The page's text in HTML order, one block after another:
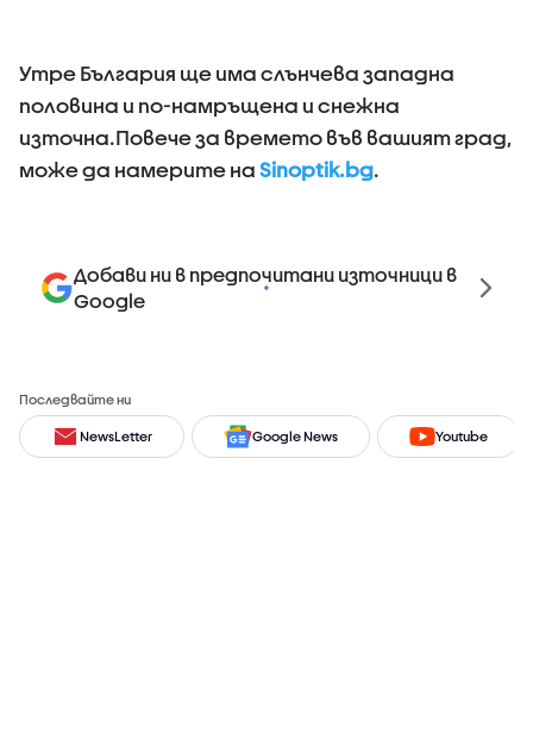
Утре България ще има слънчева западна
половина и по-намръщена и снежна
източна.Повече за времето във вашият град,
може да намерите на Sinoptik.bg.
Добави ни в предпочитани източници в
Google
Последвайте ни
NewsLetter Google News Youtube